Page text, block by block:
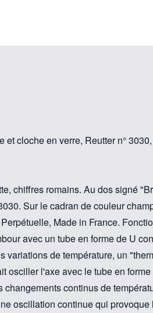
et cloche en verre, Reutter n°
chiffres romains. Au dos signé
Sur le cadran de couleur
Made in France.
avec un tube en forme de U
variations de température, un
osciller l'axe avec le tube en
continus de
oscillation continue qui provoque